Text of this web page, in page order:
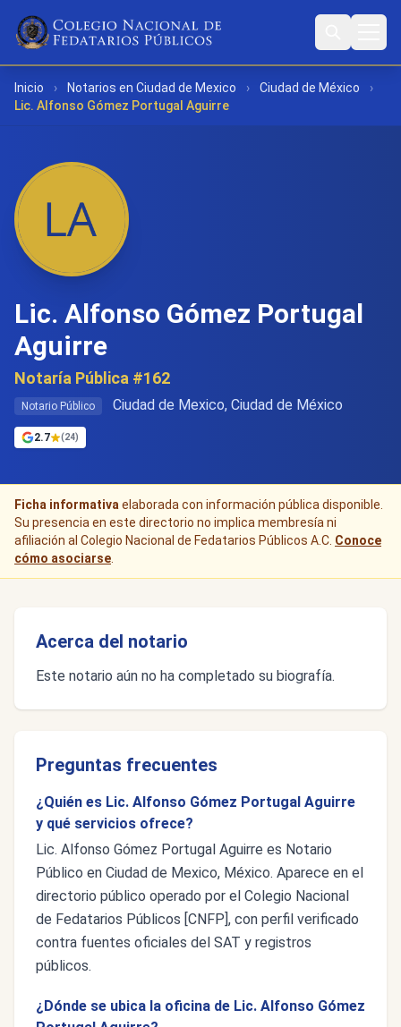
Inicio › Notarios en Ciudad de Mexico › Ciudad de México
›
Lic. Alfonso Gómez Portugal Aguirre
Lic. Alfonso Gómez Portugal
Aguirre
Notaría Pública #162
Notario Público Ciudad de Mexico, Ciudad de México
2.7 (24)
Ficha informativa elaborada con información pública disponible.
Su presencia en este directorio no implica membresía ni
afiliación al Colegio Nacional de Fedatarios Públicos A.C. Conoce
cómo asociarse
Acerca del notario
Este notario aún no ha completado su biografía.
Preguntas frecuentes
¿Quién es Lic. Alfonso Gómez Portugal Aguirre
y qué servicios ofrece?
Lic. Alfonso Gómez Portugal Aguirre es Notario
Público en Ciudad de Mexico, México. Aparece en el
directorio público operado por el Colegio Nacional
de Fedatarios Públicos [CNFP], con perfil verificado
contra fuentes oficiales del SAT y registros
públicos.
¿Dónde se ubica la oficina de Lic. Alfonso Gómez